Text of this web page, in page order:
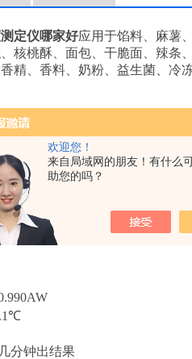
欢迎您！
来自局域网的朋友！有什么
助您的吗？
定仪哪家好应用于馅料、麻薯
核桃酥、面包、干脆面、辣条
精、香料、奶粉、益生菌、冷
水分活度测定仪哪家好
度仪
安全国家标准 食品水分活度的测定
验 粮食籽粒水分活度的测定仪器
和动物饲料的微生物学
度仪性能测定方法
度检测仪技术指标：
℃
分钟出结果